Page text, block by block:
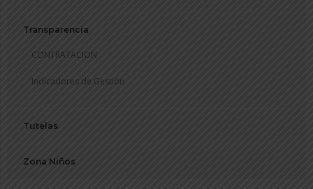
Transparencia
CONTRATACION
Indicadores de Gestión
Tutelas
Zona Niños